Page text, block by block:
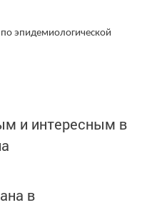
по эпидемиологической
и интересным в
в